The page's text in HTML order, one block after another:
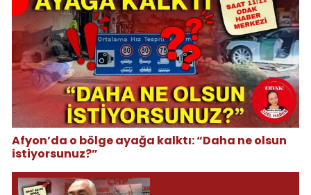
Afyon’da o bölge ayağa kalktı: “Daha ne olsun
istiyorsunuz?”